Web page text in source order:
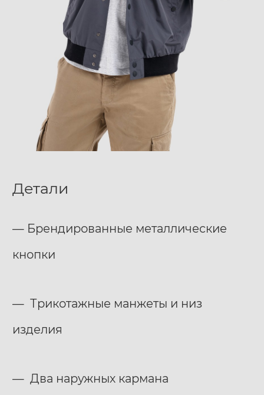
Детали
— Брендированные металлические
кнопки
— Трикотажные манжеты и низ
изделия
— Два наружных кармана